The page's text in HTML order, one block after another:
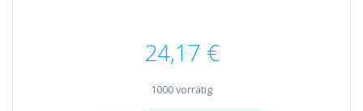
24,17 €
1000 vorrätig